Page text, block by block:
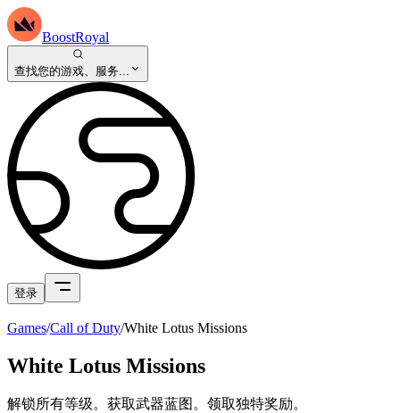
BoostRoyal
查找您的游戏、服务...
登录
Games/Call of Duty/White Lotus Missions
White Lotus Missions
解锁所有等级。获取武器蓝图。领取独特奖励。